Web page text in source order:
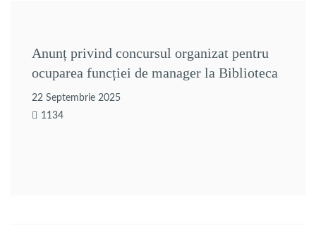
Anunț privind concursul organizat pentru
ocuparea funcției de manager la Biblioteca
Județeană “Alexandru Odobescu” Călărași
22 Septembrie 2025
1134